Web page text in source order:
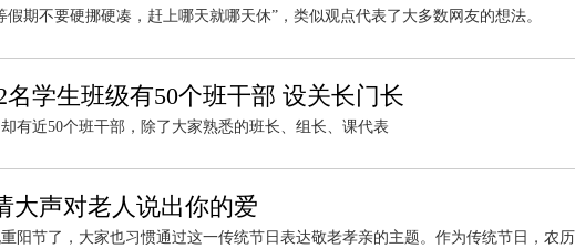
假期不要硬挪硬凑，赶上哪天就哪天休”，类似观点代表了大多数网友的想法。
名学生班级有50个班干部 设关长门长
有近50个班干部，除了大家熟悉的班长、组长、课代表
大声对老人说出你的爱
阳节了，大家也习惯通过这一传统节日表达敬老孝亲的主题。作为传统节日，农历